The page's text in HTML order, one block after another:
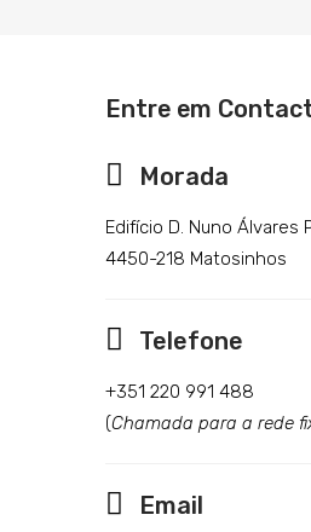
Entre em
Morada
Edifício D. Nuno Álvares
4450-218 Matosinhos
Telefone
+351 220 991 488
(Chamada para a rede
Email